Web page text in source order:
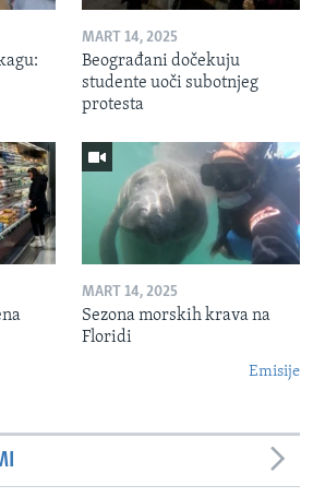
MART 14, 2025
Beograđani dočekuju
studente uoči subotnjeg
protesta
MART 14, 2025
Sezona morskih krava na
Floridi
Emisije